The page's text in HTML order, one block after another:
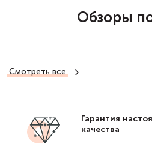
Обзоры
Смотреть все
Гарантия
качества